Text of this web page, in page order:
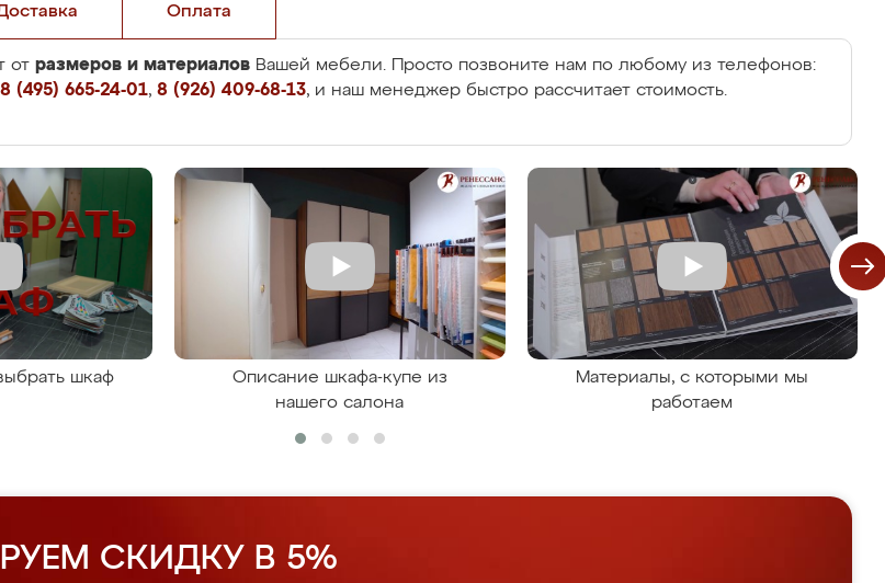
Оплата
от размеров и материалов Вашей мебели. Просто позвоните нам по любому из телефонов:
8 (495) 665-24-01, 8 (926) 409-68-13, и наш менеджер быстро рассчитает стоимость.
шкаф
Описание шкафа-купе из
нашего салона
Материалы, с которыми мы
работаем
СКИДКУ В 5%